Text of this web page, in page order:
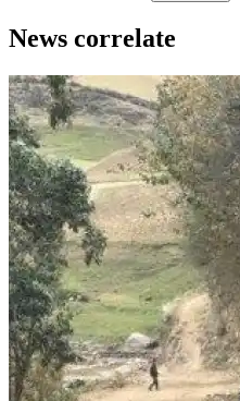
News correlate